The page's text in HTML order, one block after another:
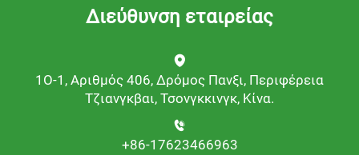
Διεύθυνση εταιρείας
1Ο-1, Αριθμός 406, Δρόμος Πανξι, Περιφέρεια
Τζιανγκβαι, Τσονγκκινγκ, Κίνα.
+86-17623466963